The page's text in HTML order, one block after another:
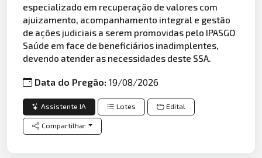
especializado em recuperação de valores com
ajuizamento, acompanhamento integral e gestão
de ações judiciais a serem promovidas pelo IPASGO
Saúde em face de beneficiários inadimplentes,
devendo atender as necessidades deste SSA.
Data do Pregão:19/08/2026
Assistente IA Lotes Edital
Compartilhar